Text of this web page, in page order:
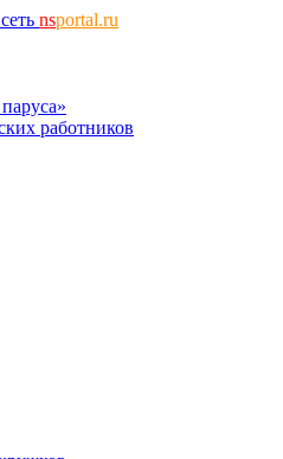
nsportal.ru
работников